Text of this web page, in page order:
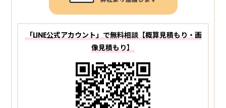
「LINE公式アカウント」で無料相談【概算見積もり・画
像見積もり】